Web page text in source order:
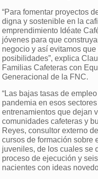
“Para fomentar proyectos
digna y sostenible en la
emprendimiento Idéate
jóvenes para que
negocio y así evitamos
posibilidades”, explica
Familias Cafeteras con
Generacional de la FNC.
“Las bajas tasas de
pandemia en esos
entrenamientos que dejan
comunidades cafeteras y
Reyes, consultor externo
cursos de formación sobre
juveniles, de los cuales se
proceso de ejecución y
nacientes con ideas